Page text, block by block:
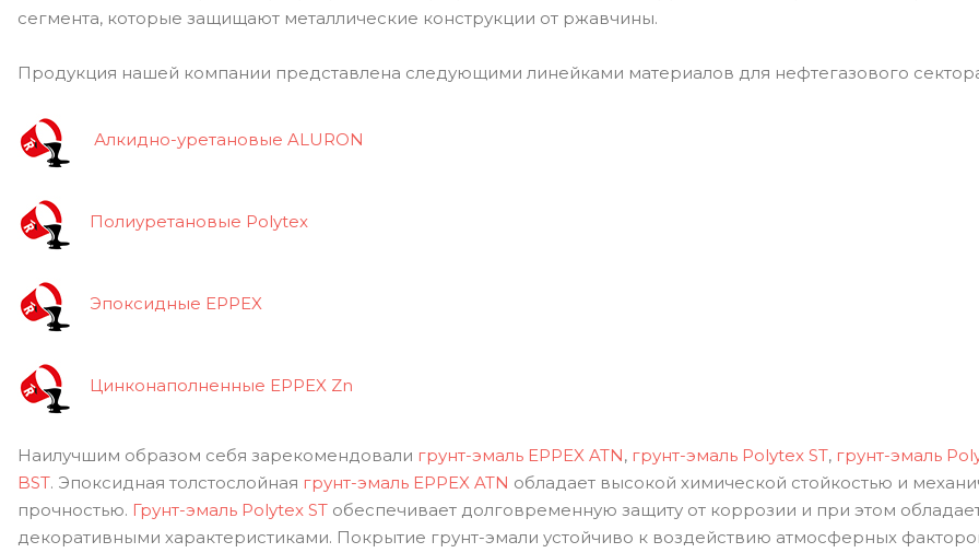
сегмента, которые защищают металлические конструкции от ржавчины.
Продукция нашей компании представлена следующими линейками материалов для нефтегазового
Алкидно-уретановые ALURON
Полиуретановые Polytex
Эпоксидные EPPEX
Цинконаполненные EPPEX Zn
Наилучшим образом себя зарекомендовали грунт-эмаль EPPEX ATN, грунт-эмаль Polytex ST, грунт-эмаль
BST. Эпоксидная толстослойная грунт-эмаль EPPEX ATN обладает высокой химической стойкостью и
прочностью. Грунт-эмаль Polytex ST обеспечивает долговременную защиту от коррозии и при этом
декоративными характеристиками. Покрытие грунт-эмали устойчиво к воздействию атмосферных